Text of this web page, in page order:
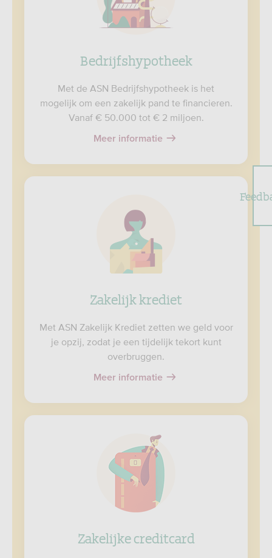
Bedrijfshypotheek
Met de ASN Bedrijfshypotheek is het
mogelijk om een zakelijk pand te financieren.
Vanaf € 50.000 tot € 2 miljoen.
Meer informatie
Zakelijk krediet
Met ASN Zakelijk Krediet zetten we geld voor
je opzij, zodat je een tijdelijk tekort kunt
overbruggen.
Meer informatie
Zakelijke creditcard